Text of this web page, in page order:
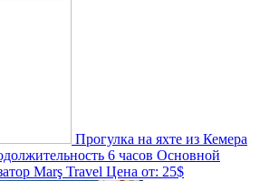
Прогулка на яхте из Кемера
6 часов Основной
Marş Travel Цена от: 25$